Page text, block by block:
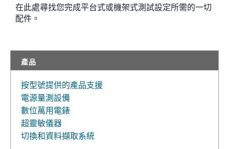
在此處尋找您完成平台式或機架式測試設定所需的一切
配件。
產品
按型號提供的產品支援
電源量測設備
數位萬用電錶
超靈敏儀器
切換和資料擷取系統